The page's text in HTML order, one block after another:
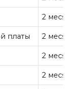
2
платы 2
2
2